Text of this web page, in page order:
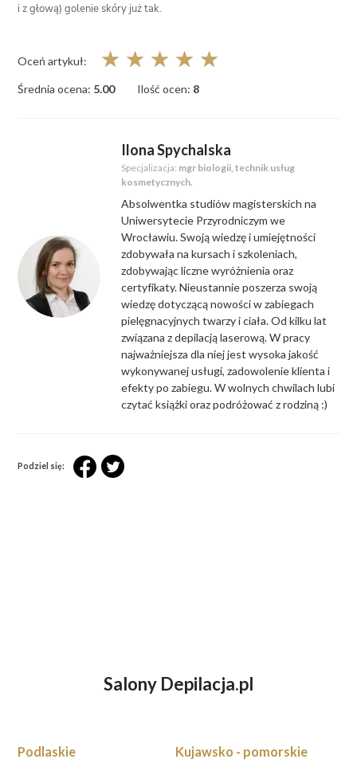
i z głową) golenie skóry już tak.
Oceń artykuł: ☆ ☆ ☆ ☆ ☆
Średnia ocena: 5.00 Ilość ocen: 8
Ilona Spychalska
Specjalizacja: mgr biologii, technik usług
kosmetycznych.
Absolwentka studiów magisterskich na
Uniwersytecie Przyrodniczym we
Wrocławiu. Swoją wiedzę i umiejętności
zdobywała na kursach i szkoleniach,
zdobywając liczne wyróżnienia oraz
certyfikaty. Nieustannie poszerza swoją
wiedzę dotyczącą nowości w zabiegach
pielęgnacyjnych twarzy i ciała. Od kilku lat
związana z depilacją laserową. W pracy
najważniejsza dla niej jest wysoka jakość
wykonywanej usługi, zadowolenie klienta i
efekty po zabiegu. W wolnych chwilach lubi
czytać książki oraz podróżować z rodziną :)
Podziel się:
ZASTANAWIASZ SIĘ NAD DEPILACJĄ
Salony Depilacja.pl
Podlaskie Kujawsko - pomorskie